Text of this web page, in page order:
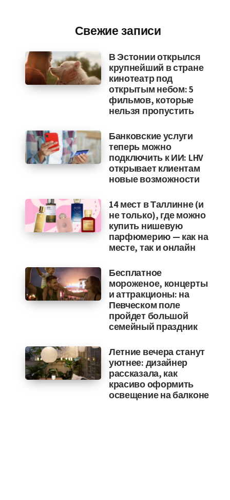
Свежие записи
В Эстонии открылся
крупнейший в стране
кинотеатр под
открытым небом: 5
фильмов, которые
нельзя пропустить
Банковские услуги
теперь можно
подключить к ИИ: LHV
открывает клиентам
новые возможности
14 мест в Таллинне (и
не только), где можно
купить нишевую
парфюмерию — как на
месте, так и онлайн
Бесплатное
мороженое, концерты
и аттракционы: на
Певческом поле
пройдет большой
семейный праздник
Летние вечера станут
уютнее: дизайнер
рассказала, как
красиво оформить
освещение на балконе